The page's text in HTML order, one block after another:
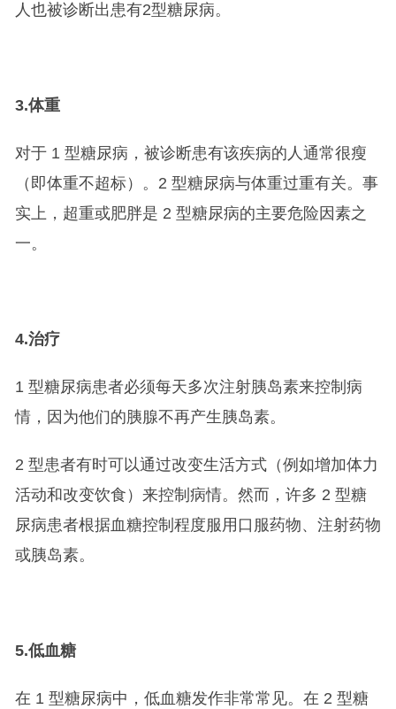
人也被诊断出患有2型糖尿病。
3.体重
对于 1 型糖尿病，被诊断患有该疾病的人通常很瘦
（即体重不超标）。2 型糖尿病与体重过重有关。事
实上，超重或肥胖是 2 型糖尿病的主要危险因素之
一。
4.治疗
1 型糖尿病患者必须每天多次注射胰岛素来控制病
情，因为他们的胰腺不再产生胰岛素。
2 型患者有时可以通过改变生活方式（例如增加体力
活动和改变饮食）来控制病情。然而，许多 2 型糖
尿病患者根据血糖控制程度服用口服药物、注射药物
或胰岛素。
5.低血糖
在 1 型糖尿病中，低血糖发作非常常见。在 2 型糖